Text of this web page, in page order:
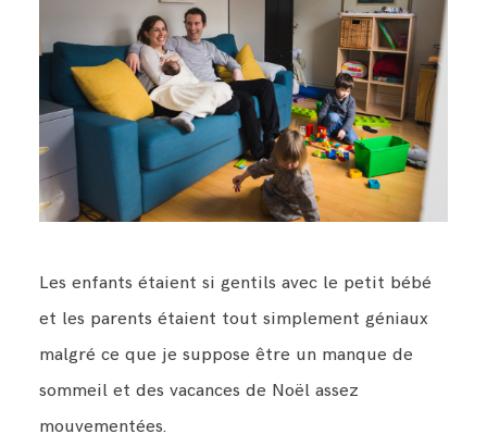
Les enfants étaient si gentils avec le petit bébé
et les parents étaient tout simplement géniaux
malgré ce que je suppose être un manque de
sommeil et des vacances de Noël assez
mouvementées.